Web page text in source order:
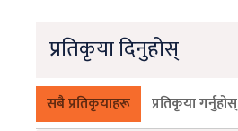
प्रतिकृया दिनुहोस्
सबै प्रतिकृयाहरू प्रतिकृया गर्नुहोस्